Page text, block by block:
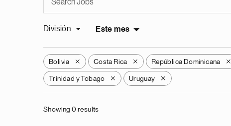
División Este mes
Bolivia X Costa Rica X República Dominicana X
Trinidad y Tobago X Uruguay X
Showing 0 results